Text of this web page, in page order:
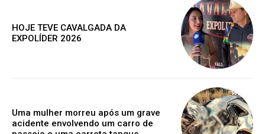
Assine nosso site e tenha acessos
HOJE TEVE CAVALGADA DA
EXPOLÍDER 2026
Uma mulher morreu após um grave
acidente envolvendo um carro de